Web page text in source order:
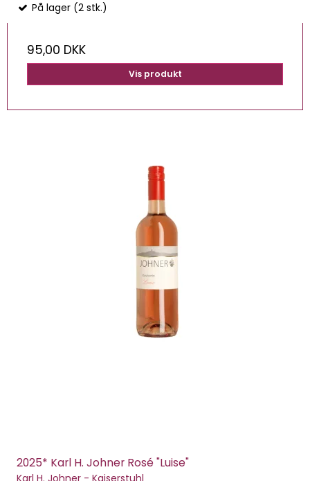
På lager (2 stk.)
95,00 DKK
Vis produkt
2025* Karl H. Johner Rosé "Luise"